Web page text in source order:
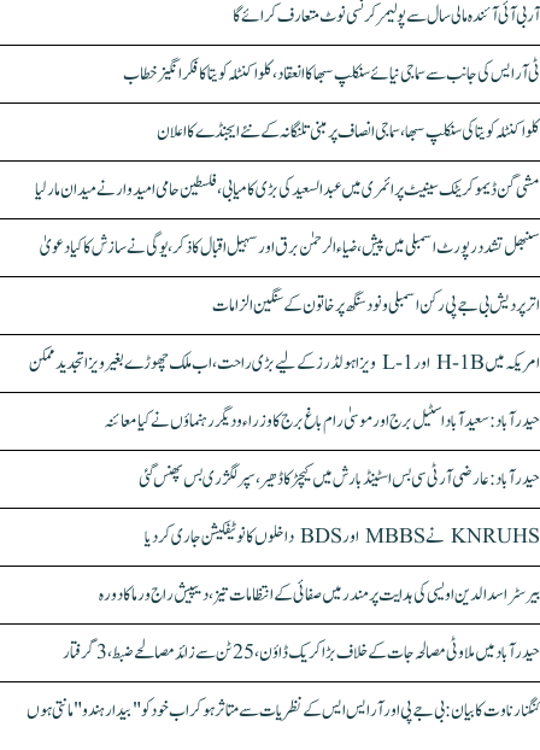
آر بی آئی آئندہ مالی سال سے پولیمر کرنسی نوٹ متعارف کرائے گا
ٹی آر ایس کی جانب سے سماجی نیائے سنکلپ سبھا کا انعقاد، کلواکنٹلہ کویتا کا فکر انگیز خطاب
کلواکنٹلہ کویتا کی سنکلپ سبھا، سماجی انصاف پر مبنی تلنگانہ کے نئے ایجنڈے کا اعلان
مشی گن ڈیموکریٹک سینیٹ پرائمری میں عبدالسعید کی بڑی کامیابی، فلسطین حامی امیدوار نے میدان مار لیا
سنبھل تشدد رپورٹ اسمبلی میں پیش، ضیاء الرحمٰن برق اور سہیل اقبال کا ذکر، یوگی نے سازش کا کیا دعویٰ
اتر پردیش بی جے پی رکن اسمبلی ونود سنگھ پر خاتون کے سنگین الزامات
امریکہ میں H-1B اور L-1 ویزا ہولڈرز کے لیے بڑی راحت، اب ملک چھوڑے بغیر ویزا تجدید ممکن
حیدرآباد: سعیدآباد اسٹیل برج اور موسیٰ رام باغ برج کا وزراء و دیگر رہنماؤں نے کیا معائنہ
حیدرآباد: عارضی آر ٹی سی بس اسٹینڈ بارش میں کیچڑ کا ڈھیر، سپر لگژری بس پھنس گئی
KNRUHS نے MBBS اور BDS داخلوں کا نوٹیفکیشن جاری کر دیا
بیرسٹر اسدالدین اویسی کی ہدایت پر مندر میں صفائی کے انتظامات تیز، دیپیش راج ورما کا دورہ
حیدرآباد میں ملاوٹی مصالحہ جات کے خلاف بڑا کریک ڈاؤن، 25 ٹن سے زائد مصالحے ضبط، 3 گرفتار
کنگنا رناوت کا بیان: بی جے پی اور آر ایس ایس کے نظریات سے متاثر ہو کر اب خود کو "بیدار ہندو" مانتی ہوں